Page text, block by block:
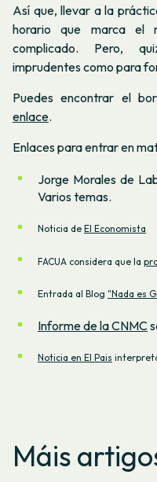
Así que, llevar a la
horario que marca el
complicado. Pero,
imprudentes como para
Puedes encontrar el
enlace.
Enlaces para entrar en
Jorge Morales de
Varios temas.
Noticia de El Economista
FACUA considera que la
Entrada al Blog "Nada es
Informe de la CNMC
Noticia en El Pais
Máis